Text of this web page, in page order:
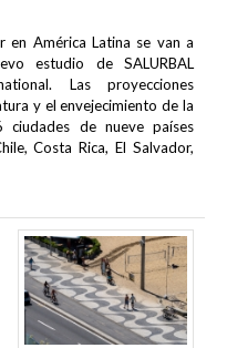
en América Latina se van a
estudio de SALURBAL
. Las proyecciones
y el envejecimiento de la
de nueve países
Costa Rica, El Salvador,